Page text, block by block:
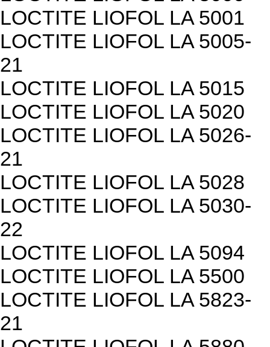
LOCTITE LIOFOL LA 5001
LOCTITE LIOFOL LA 5005-
21
LOCTITE LIOFOL LA 5015
LOCTITE LIOFOL LA 5020
LOCTITE LIOFOL LA 5026-
21
LOCTITE LIOFOL LA 5028
LOCTITE LIOFOL LA 5030-
22
LOCTITE LIOFOL LA 5094
LOCTITE LIOFOL LA 5500
LOCTITE LIOFOL LA 5823-
21